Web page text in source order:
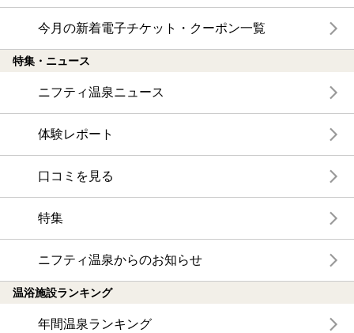
今月の新着電子チケット・クーポン一覧
特集・ニュース
ニフティ温泉ニュース
体験レポート
口コミを見る
特集
ニフティ温泉からのお知らせ
温浴施設ランキング
年間温泉ランキング